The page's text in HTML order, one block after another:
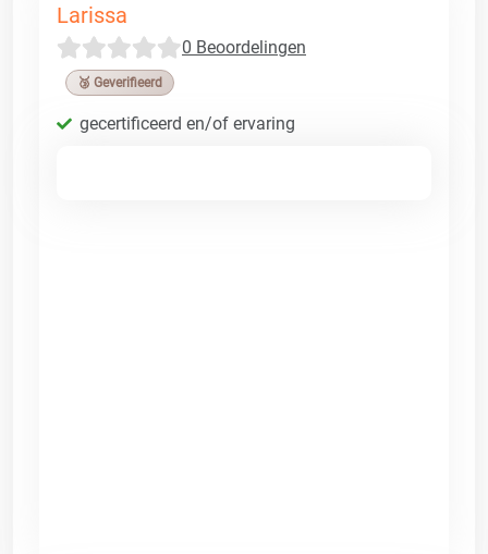
Larissa
0 Beoordelingen
🥉 Geverifieerd
gecertificeerd en/of ervaring